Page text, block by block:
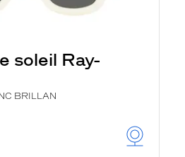
soleil Ray-
BRILLAN